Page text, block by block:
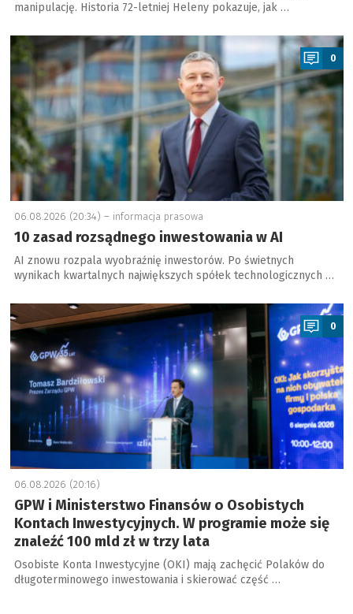
manipulację. Historia 72-letniej Heleny pokazuje, jak …
a
0
06.08.2026 (20:34) – informacja prasowa
10 zasad rozsądnego inwestowania w AI
AI znowu rozpala wyobraźnię inwestorów. Po świetnych
wynikach kwartalnych największych spółek technologicznych …
a
0
06.08.2026 (20:16)
GPW i Ministerstwo Finansów o Osobistych
Kontach Inwestycyjnych. W programie może się
znaleźć 100 mld zł w trzy lata
Osobiste Konta Inwestycyjne (OKI) mają zachęcić Polaków do
długoterminowego inwestowania i skierować część …